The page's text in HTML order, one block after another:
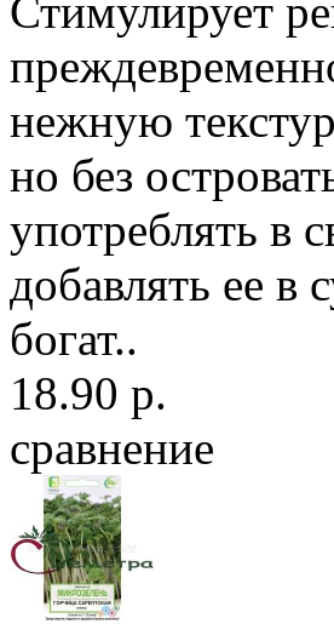
Стимулирует
нежную
но без
употреблять в
добавлять ее в
богат..
18.90 р.
сравнение